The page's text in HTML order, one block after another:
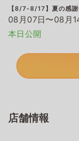
【8/7-8/17】夏の感謝
08月07日〜08月
本日公開
店舗情報